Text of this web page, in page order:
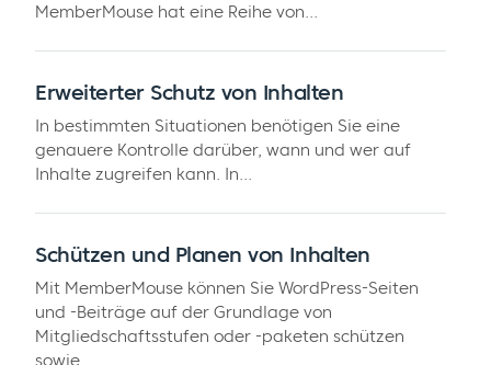
MemberMouse hat eine Reihe von...
Erweiterter Schutz von Inhalten
In bestimmten Situationen benötigen Sie eine
genauere Kontrolle darüber, wann und wer auf
Inhalte zugreifen kann. In...
Schützen und Planen von Inhalten
Mit MemberMouse können Sie WordPress-Seiten
und -Beiträge auf der Grundlage von
Mitgliedschaftsstufen oder -paketen schützen
sowie...